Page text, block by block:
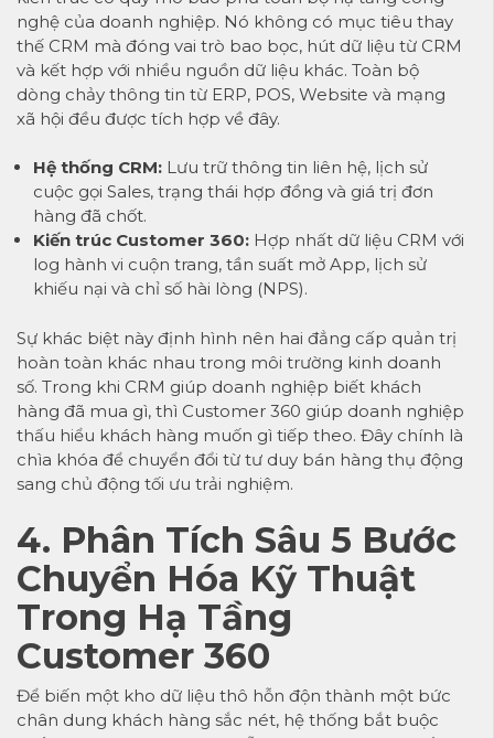
nghệ của doanh nghiệp. Nó không có mục tiêu thay
thế CRM mà đóng vai trò bao bọc, hút dữ liệu từ CRM
và kết hợp với nhiều nguồn dữ liệu khác. Toàn bộ
dòng chảy thông tin từ ERP, POS, Website và mạng
xã hội đều được tích hợp về đây.
Hệ thống CRM: Lưu trữ thông tin liên hệ, lịch sử
cuộc gọi Sales, trạng thái hợp đồng và giá trị đơn
hàng đã chốt.
Kiến trúc Customer 360: Hợp nhất dữ liệu CRM với
log hành vi cuộn trang, tần suất mở App, lịch sử
khiếu nại và chỉ số hài lòng (NPS).
Sự khác biệt này định hình nên hai đẳng cấp quản trị
hoàn toàn khác nhau trong môi trường kinh doanh
số. Trong khi CRM giúp doanh nghiệp biết khách
hàng đã mua gì, thì Customer 360 giúp doanh nghiệp
thấu hiểu khách hàng muốn gì tiếp theo. Đây chính là
chìa khóa để chuyển đổi từ tư duy bán hàng thụ động
sang chủ động tối ưu trải nghiệm.
4. Phân Tích Sâu 5 Bước
Chuyển Hóa Kỹ Thuật
Trong Hạ Tầng
Customer 360
Để biến một kho dữ liệu thô hỗn độn thành một bức
chân dung khách hàng sắc nét, hệ thống bắt buộc